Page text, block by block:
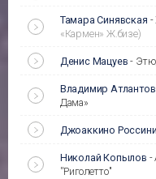
Тамара Синявская -
«Кармен» Ж.бизе)
Денис Мацуев -
Владимир Атлантов
Дама»
Джоаккино Россини
Николай Копылов -
''Риголетто''